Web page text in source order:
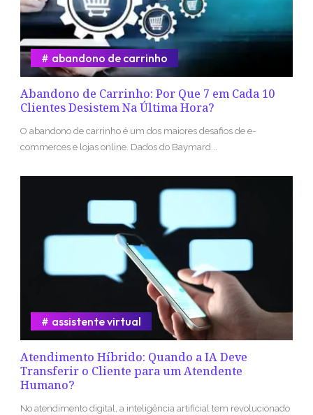
Abandono de Carrinho: Por Que 7 em Cada 10
Clientes Desistem Na Última Hora?
abandono de carrinho
O abandono de carrinho é um dos maiores desafios de e-
commerces e lojas online. Dados do Baymard...
Atendimento Híbrido: Quando a IA Deve
Transferir o Cliente para um Atendente
Humano?
assistente virtual
No atendimento digital, a inteligência artificial tem revolucionado